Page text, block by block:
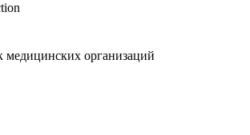
медицинских организаций